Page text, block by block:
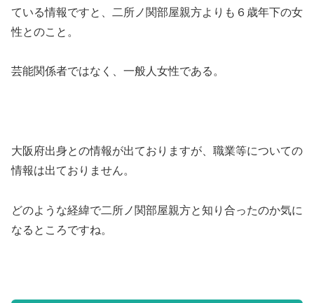
ている情報ですと、二所ノ関部屋親方よりも６歳年下の女
性とのこと。
芸能関係者ではなく、一般人女性である。
大阪府出身との情報が出ておりますが、職業等についての
情報は出ておりません。
どのような経緯で二所ノ関部屋親方と知り合ったのか気に
なるところですね。